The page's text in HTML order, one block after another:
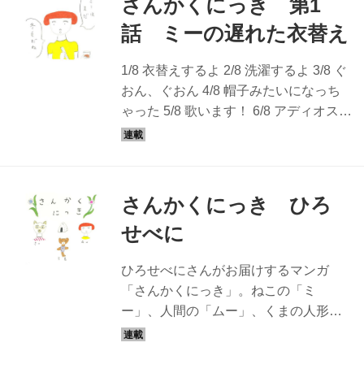
くにっき」。ねこの「ミー」、人間の
「ムー」、くまの人形の「セモ」。へ
につながっていきます。 ひろせべに イ
ラストレーター・漫画家・粘土作家。
京都生まれ、京都在住。絵本や装画、
雑誌などで、イラストや作品を発表。3
さんかくにっき 第1
話 ミーの遅れた衣替え
1/8 衣替えするよ 2/8 洗濯するよ 3/8 ぐ
おん、ぐおん 4/8 帽子みたいになっち
ゃった 5/8 歌います！ 6/8 アディオス！
7/8 ミー、ひらめく 8/8 スッキリ、ミー
ー」、人間の「ムー」、くまの人形の
「セモ」。へんてこで楽しい3人の暮ら
ひろせべに イラストレーター・漫画
家・粘土作家。京都生まれ、京都在
住。絵本や装画、雑誌などで、イラス
トや作品を発表。3匹の猫と暮らしてい
さんかくにっき ひろ
せべに
ひろせべにさんがお届けするマンガ
「さんかくにっき」。ねこの「ミ
ー」、人間の「ムー」、くまの人形の
「セモ」。へんてこで楽しい3人の暮ら